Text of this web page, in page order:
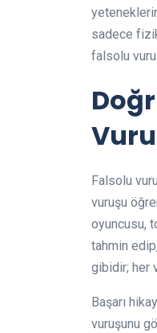
sadece
falsolu
Falsolu
vuruşu
oyuncusu,
tahmin
gibidir; her
Başarı
vuruşunu